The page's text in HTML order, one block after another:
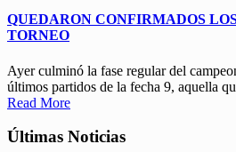
QUEDARON CONFIRMADOS
TORNEO
Ayer culminó la fase regular del
últimos partidos de la fecha 9, aquella
Read More
Últimas Noticias